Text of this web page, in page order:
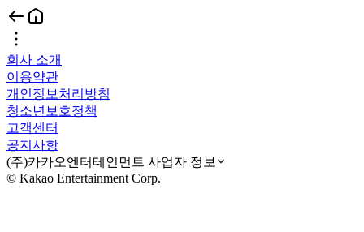
회사 소개
이용약관
개인정보처리방침
청소년보호정책
고객센터
공지사항
(주)카카오엔터테인먼트 사업자 정보
© Kakao Entertainment Corp.